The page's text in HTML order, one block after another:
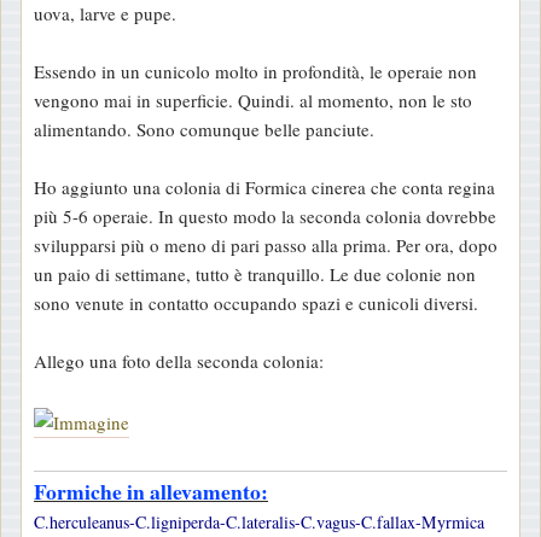
uova, larve e pupe.
Essendo in un cunicolo molto in profondità, le operaie non
vengono mai in superficie. Quindi. al momento, non le sto
alimentando. Sono comunque belle panciute.
Ho aggiunto una colonia di Formica cinerea che conta regina
più 5-6 operaie. In questo modo la seconda colonia dovrebbe
svilupparsi più o meno di pari passo alla prima. Per ora, dopo
un paio di settimane, tutto è tranquillo. Le due colonie non
sono venute in contatto occupando spazi e cunicoli diversi.
Allego una foto della seconda colonia:
Formiche in allevamento:
C.herculeanus-C.ligniperda-C.lateralis-C.vagus-C.fallax-Myrmica